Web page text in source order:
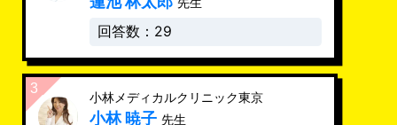
回答数：29
小林メディカルクリニック東京
小林 暁子 先生